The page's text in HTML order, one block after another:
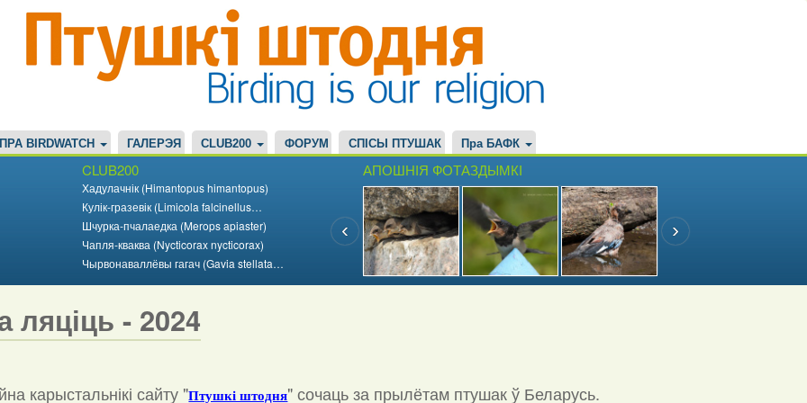
ПРА BIRDWATCH ГАЛЕРЭЯ CLUB200 ФОРУМ СПІСЫ ПТУШАК Пра БАФК
CLUB200
Хадулачнік (Himantopus himantopus)
Кулік-гразевік (Limicola falcinellus…
Шчурка-пчалаедка (Merops apiaster)
Чапля-кваква (Nycticorax nycticorax)
Чырвонаваллёвы гагач (Gavia stellata…
АПОШНІЯ ФОТАЗДЫМКІ
ляціць - 2024
карыстальнікі сайту "Птушкі штодня" сочаць за прылётам птушак ў Беларусь.